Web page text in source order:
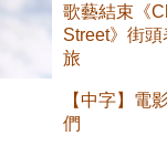
歌藝結束《
Street》街頭
旅
【中字】電
們